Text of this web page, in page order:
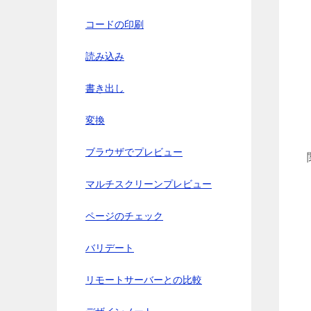
コードの印刷
読み込み
書き出し
変換
ブラウザでプレビュー
マルチスクリーンプレビュー
ページのチェック
バリデート
リモートサーバーとの比較